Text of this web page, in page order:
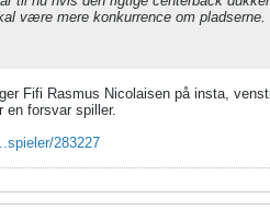
være mere konkurrence om
Fifi Rasmus Nicolaisen på insta,
en forsvar spiller.
283227